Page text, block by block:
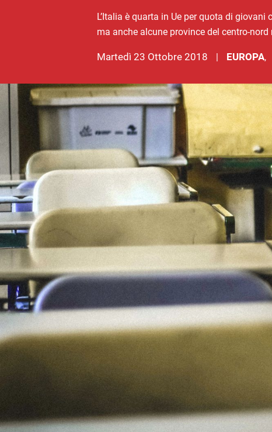
L’Italia è quarta in Ue per quota di
ma anche alcune province del centro-
martedì 23 Ottobre 2018 EUROPA,